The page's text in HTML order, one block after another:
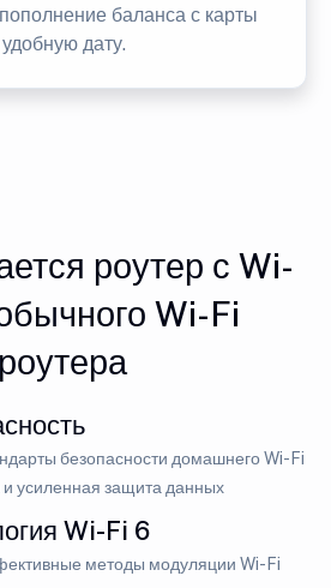
баланса с карты
дату.
роутер с Wi-
Wi-Fi
роутера
безопасности домашнего Wi-Fi
и усиленная защита данных
Wi-Fi 6
методы модуляции Wi-Fi